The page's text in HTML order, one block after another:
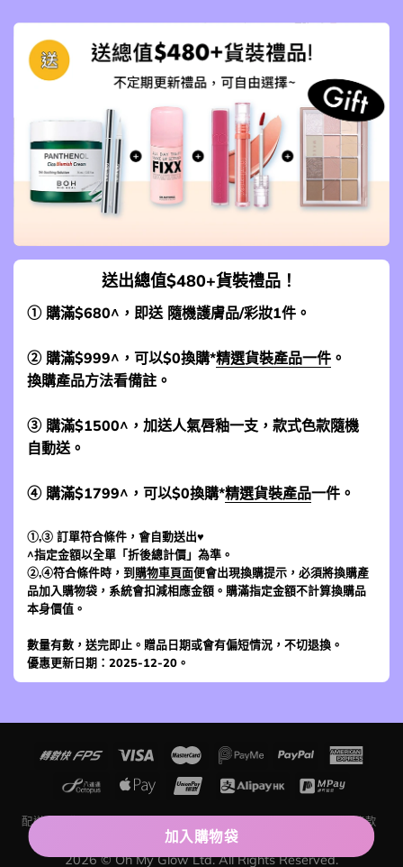
加入購物袋
送出總值$480+貨裝禮品！
① 購滿$680^，即送 隨機護膚品/彩妝1件。
② 購滿$999^，可以$0換購*精選貨裝產品一件 。
換購產品方法看備註。
③ 購滿$1500^，加送人氣唇釉一支，款式色款隨機
自動送。
④ 購滿$1799^，可以$0換購*精選貨裝產品一件。
①,③ 訂單符合條件，會自動送出♥
^指定金額以全單「折後總計價」為準。
②,④符合條件時，到 購物車頁面便會出現換購提示，必須將換購產
品加入購物袋，系統會扣減相應金額。購滿指定金額不計算換購品
本身價值。
數量有數，送完即止。贈品日期或會有偏短情況，不切退換。
優惠更新日期：2025-12-20。
配送及運費
評價留言條款
聯絡我們
關於我們
2026 © Oh My Glow Ltd. All Rights Reserved.